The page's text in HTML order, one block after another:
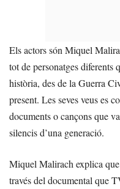
Els actors són Miquel
tot de personatges diferents
història, des de la Guerra
present. Les seves veus es
documents o cançons que
silencis d’una generació.
Miquel Malirach explica
través del documental que